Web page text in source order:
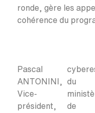
ronde, gère les
cohérence du
Pascal
ANTONINI,
Vice-
président,
du
de